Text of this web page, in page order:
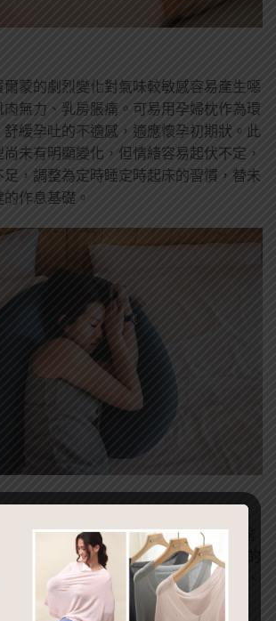
爾蒙的劇烈變化對氣味較敏感容易產生噁
無力、乳房脹痛。可易用孕婦枕作為環
舒緩孕吐的不適感，適應懷孕初期狀。此
未有明顯變化，但情緒容易起伏不定，
，調整為定時睡定時起床的習慣，替未
作息基礎。
所謂的“蜜月期”，適度的孕婦運動、瑜
多多，可以有助於維持體力讓孕後期的
配孕婦枕可舒展筋骨，側睡時支撐肩頸、
，以舒緩整日的疲勞。